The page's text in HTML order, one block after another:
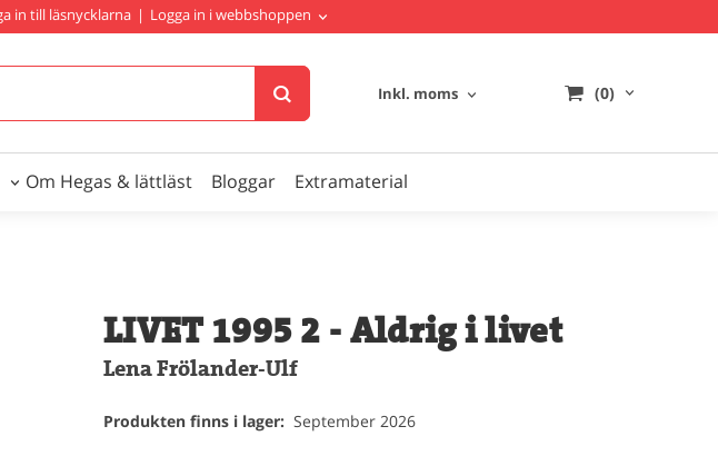
in till läsnycklarna | Logga in i webbshoppen
Inkl. moms (0)
Om Hegas & lättläst Bloggar Extramaterial
LIVET 1995 2 - Aldrig i livet
Lena Frölander-Ulf
Produkten finns i lager: September 2026